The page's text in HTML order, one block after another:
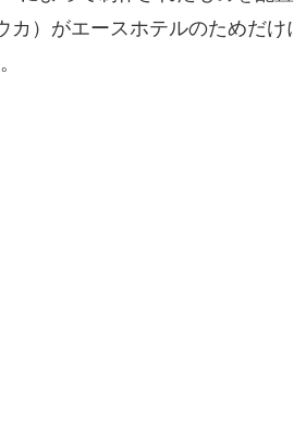
）がエースホテルのためだ